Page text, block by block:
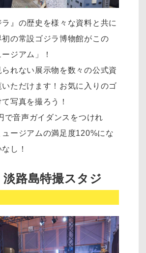
』の歴史を様々な資料と共に
の常設ゴジラ博物館がこの
ージアム」！
られない展示物を数々の公式資
ただけます！お気に入りのゴ
写真を撮ろう！
で音声ガイダンスをつけれ
ージアムの満足度120%にな
し！
路島特撮スタジ